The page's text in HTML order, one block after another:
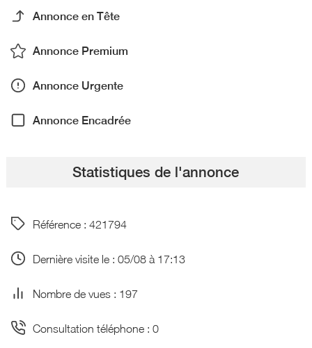
Annonce en Tête
Annonce Premium
Annonce Urgente
Annonce Encadrée
Statistiques de l'annonce
Référence : 421794
Dernière visite le : 05/08 à 17:13
Nombre de vues : 197
Consultation téléphone : 0